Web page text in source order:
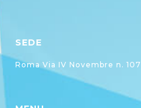
SEDE
Roma Via IV Novembre n. 107